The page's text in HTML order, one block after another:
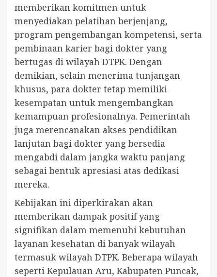
memberikan komitmen untuk
menyediakan pelatihan berjenjang,
program pengembangan kompetensi, serta
pembinaan karier bagi dokter yang
bertugas di wilayah DTPK. Dengan
demikian, selain menerima tunjangan
khusus, para dokter tetap memiliki
kesempatan untuk mengembangkan
kemampuan profesionalnya. Pemerintah
juga merencanakan akses pendidikan
lanjutan bagi dokter yang bersedia
mengabdi dalam jangka waktu panjang
sebagai bentuk apresiasi atas dedikasi
mereka.
Kebijakan ini diperkirakan akan
memberikan dampak positif yang
signifikan dalam memenuhi kebutuhan
layanan kesehatan di banyak wilayah
termasuk wilayah DTPK. Beberapa wilayah
seperti Kepulauan Aru, Kabupaten Puncak,